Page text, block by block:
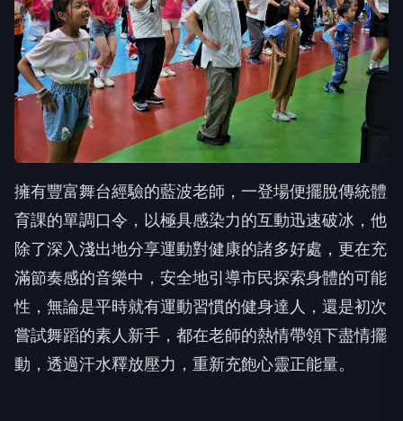
擁有豐富舞台經驗的藍波老師，一登場便擺脫傳統體
育課的單調口令，以極具感染力的互動迅速破冰，他
除了深入淺出地分享運動對健康的諸多好處，更在充
滿節奏感的音樂中，安全地引導市民探索身體的可能
性，無論是平時就有運動習慣的健身達人，還是初次
嘗試舞蹈的素人新手，都在老師的熱情帶領下盡情擺
動，透過汗水釋放壓力，重新充飽心靈正能量。